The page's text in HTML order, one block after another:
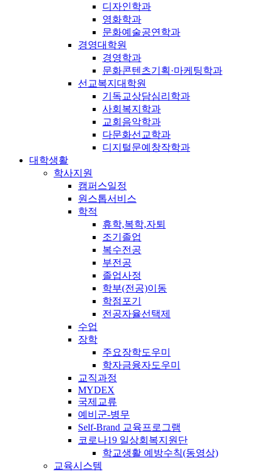
디자인학과
영화학과
문화예술공연학과
경영대학원
경영학과
문화콘텐츠기획·마케팅학과
선교복지대학원
기독교상담심리학과
사회복지학과
교회음악학과
다문화선교학과
디지털문예창작학과
대학생활
학사지원
캠퍼스일정
원스톱서비스
학적
휴학,복학,자퇴
조기졸업
복수전공
부전공
졸업사정
학부(전공)이동
학점포기
전공자율선택제
수업
장학
주요장학도우미
학자금융자도우미
교직과정
MYDEX
국제교류
예비군-병무
Self-Brand 교육프로그램
코로나19 일상회복지원단
학교생활 예방수칙(동영상)
교육시스템